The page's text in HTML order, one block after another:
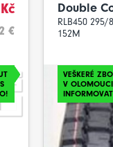
€
Double
RLB450 295/
152M
VEŠKERÉ
V